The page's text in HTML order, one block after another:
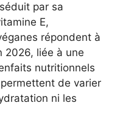
par sa
E,
répondent à
2026, liée à une
nutritionnels
de varier
ni les